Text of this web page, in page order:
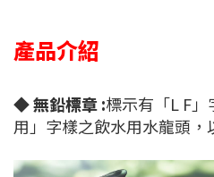
產品介紹
◆無鉛標章 :標示有「L F
用」字樣之飲水用水龍頭，